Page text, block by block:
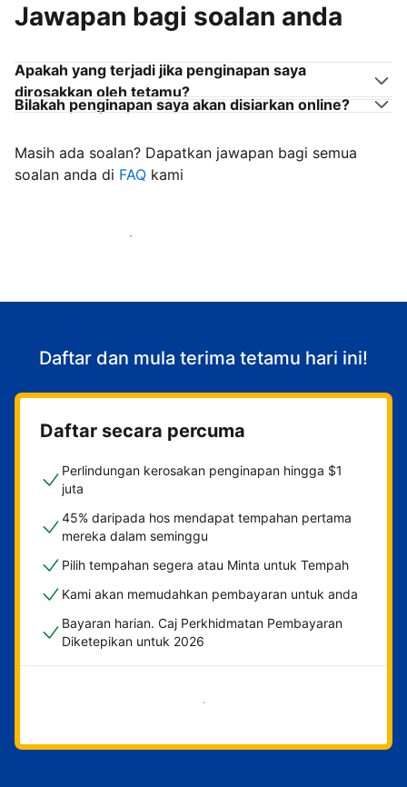
Jawapan bagi soalan anda
Apakah yang terjadi jika penginapan saya
dirosakkan oleh tetamu?
Bilakah penginapan saya akan disiarkan online?
Masih ada soalan? Dapatkan jawapan bagi semua
soalan anda di FAQ kami
Mula mengalu-alukan tetamu
Daftar dan mula terima tetamu hari ini!
Daftar secara percuma
Perlindungan kerosakan penginapan hingga $1
juta
45% daripada hos mendapat tempahan pertama
mereka dalam seminggu
Pilih tempahan segera atau Minta untuk Tempah
Kami akan memudahkan pembayaran untuk anda
Bayaran harian. Caj Perkhidmatan Pembayaran
Diketepikan untuk 2026
Mulakan sekarang